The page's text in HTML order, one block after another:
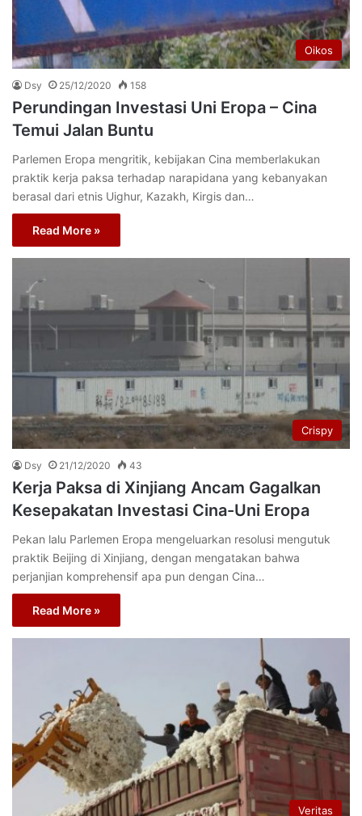
Oikos
Dsy 25/12/2020 158
Perundingan Investasi Uni Eropa – Cina
Temui Jalan Buntu
Parlemen Eropa mengritik, kebijakan Cina memberlakukan
praktik kerja paksa terhadap narapidana yang kebanyakan
berasal dari etnis Uighur, Kazakh, Kirgis dan…
Read More »
Crispy
Dsy 21/12/2020 43
Kerja Paksa di Xinjiang Ancam Gagalkan
Kesepakatan Investasi Cina-Uni Eropa
Pekan lalu Parlemen Eropa mengeluarkan resolusi mengutuk
praktik Beijing di Xinjiang, dengan mengatakan bahwa
perjanjian komprehensif apa pun dengan Cina…
Read More »
Veritas